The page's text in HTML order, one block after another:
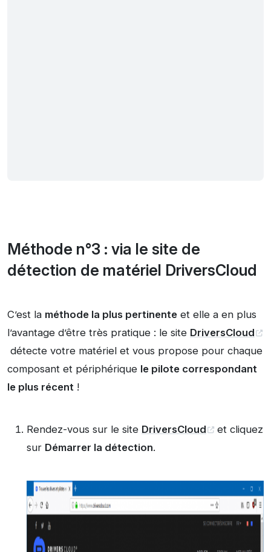
Méthode n°3 : via le site de
détection de matériel DriversCloud
C’est la méthode la plus pertinente et elle a en plus
l’avantage d’être très pratique : le site DriversCloud
détecte votre matériel et vous propose pour chaque
composant et périphérique le pilote correspondant
le plus récent !
Rendez-vous sur le site DriversCloud
et cliquez
sur Démarrer la détection.